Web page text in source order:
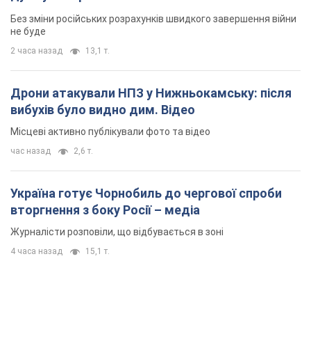
Без зміни російських розрахунків швидкого завершення війни
не буде
2 часа назад 13,1 т.
Дрони атакували НПЗ у Нижньокамську: після
вибухів було видно дим. Відео
Місцеві активно публікували фото та відео
час назад 2,6 т.
Україна готує Чорнобиль до чергової спроби
вторгнення з боку Росії – медіа
Журналісти розповіли, що відбувається в зоні
4 часа назад 15,1 т.